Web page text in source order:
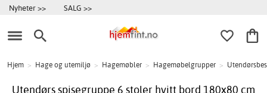
Nyheter >> SALG >>
Hjem > Hage og utemiljø > Hagemøbler > Hagemøbelgrupper >
Utendørs spisegruppe 6 stoler hvitt bord 180x80 cm